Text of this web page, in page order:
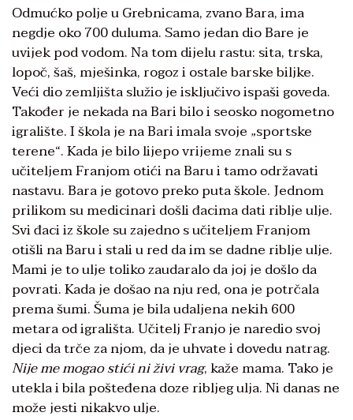
Odmućko polje u Grebnicama, zvano Bara, ima
negdje oko 700 duluma. Samo jedan dio Bare je
uvijek pod vodom. Na tom dijelu rastu: sita, trska,
lopoč, šaš, mješinka, rogoz i ostale barske biljke.
Veći dio zemljišta služio je isključivo ispaši goveda.
Također je nekada na Bari bilo i seosko nogometno
igralište. I škola je na Bari imala svoje „sportske
terene“. Kada je bilo lijepo vrijeme znali su s
učiteljem Franjom otići na Baru i tamo održavati
nastavu. Bara je gotovo preko puta škole. Jednom
prilikom su medicinari došli đacima dati riblje ulje.
Svi đaci iz škole su zajedno s učiteljem Franjom
otišli na Baru i stali u red da im se dadne riblje ulje.
Mami je to ulje toliko zaudaralo da joj je došlo da
povrati. Kada je došao na nju red, ona je potrčala
prema šumi. Šuma je bila udaljena nekih 600
metara od igrališta. Učitelj Franjo je naredio svoj
djeci da trče za njom, da je uhvate i dovedu natrag.
Nije me mogao stići ni živi vrag, kaže mama. Tako je
utekla i bila pošteđena doze ribljeg ulja. Ni danas ne
može jesti nikakvo ulje.